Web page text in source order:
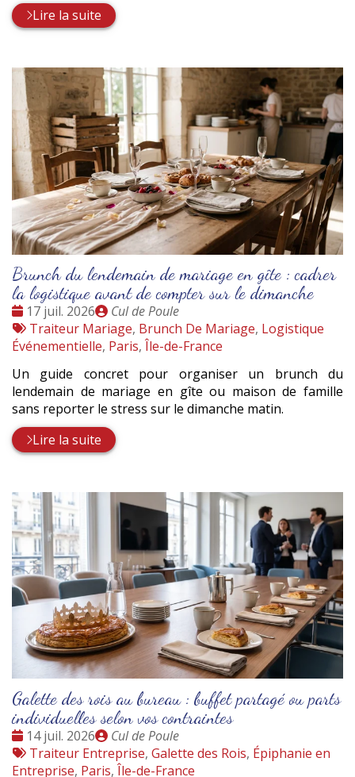
Lire la suite
Brunch du lendemain de mariage en gîte : cadrer
la logistique avant de compter sur le dimanche
Date
:
17 juil. 2026
Publié
par
Cul de Poule
Tags
:
Traiteur Mariage, Brunch De Mariage, Logistique
Événementielle, Paris, Île-de-France
Un guide concret pour organiser un brunch du
lendemain de mariage en gîte ou maison de famille
sans reporter le stress sur le dimanche matin.
Lire la suite
Galette des rois au bureau : buffet partagé ou parts
individuelles selon vos contraintes
Date
:
14 juil. 2026
Publié
par
Cul de Poule
Tags
:
Traiteur Entreprise, Galette des Rois, Épiphanie en
Entreprise, Paris, Île-de-France